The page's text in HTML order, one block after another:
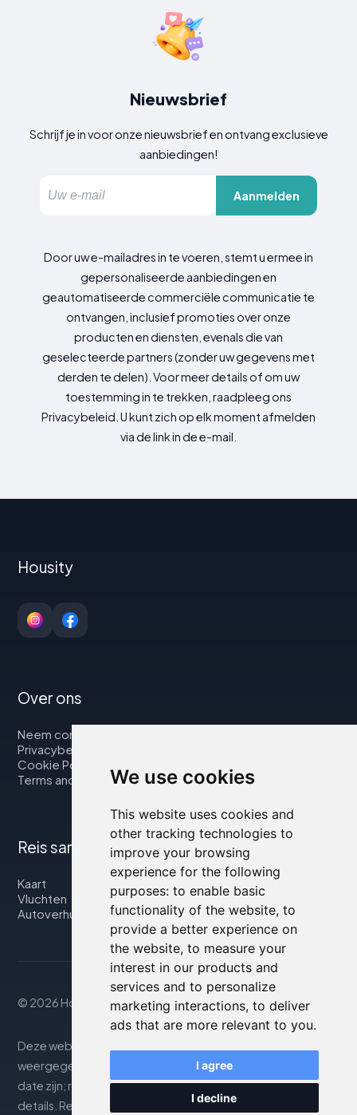
We use cookies
This website uses cookies and
other tracking technologies to
improve your browsing
experience for the following
purposes: to enable basic
functionality of the website, to
provide a better experience on
the website, to measure your
interest in our products and
services and to personalize
marketing interactions, to deliver
ads that are more relevant to you.
I agree
I decline
Nieuwsbrief
Schrijf je in voor onze nieuwsbrief en ontvang exclusieve
aanbiedingen!
Aanmelden
Door uw e-mailadres in te voeren, stemt u ermee in
gepersonaliseerde aanbiedingen en
geautomatiseerde commerciële communicatie te
ontvangen, inclusief promoties over onze
producten en diensten, evenals die van
geselecteerde partners (zonder uw gegevens met
derden te delen). Voor meer details of om uw
toestemming in te trekken, raadpleeg ons
Privacybeleid. U kunt zich op elk moment afmelden
via de link in de e-mail.
Housity
Over ons
Neem contact op met
Privacybeleid
Cookie Policy
Terms and Conditions
Reis samen met ons
Kaart
Vluchten
Autoverhuur
© 2026 Housity.net
Deze website biedt informatie uitsluitend ter. De
weergegeven informatie kan onnauwkeurig of niet up-to-
date zijn; raadpleeg de officiële website voor nauwkeurige
details. Reserveringen worden afgehandeld door onze